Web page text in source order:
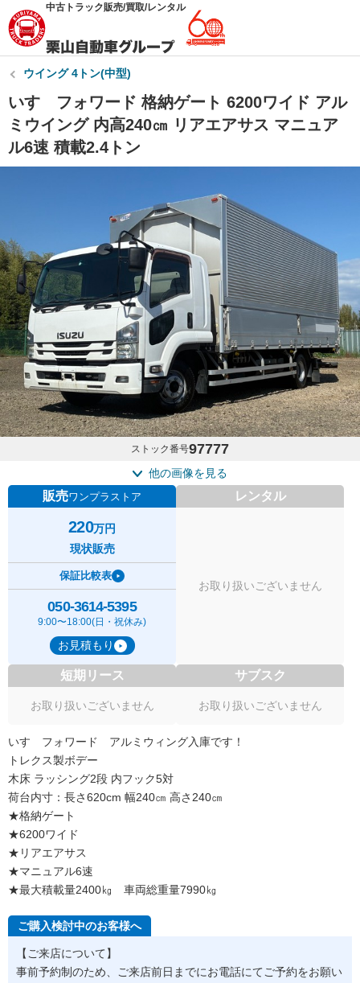
中古トラック販売/買取/レンタル
ウイング 4トン(中型)
いすゞフォワード 格納ゲート 6200ワイド アル
ミウイング 内高240㎝ リアエアサス マニュア
ル6速 積載2.4トン
ストック番号97777
他の画像を見る
販売ワンプラストア
220万円
現状販売
保証比較表
050-3614-5395
9:00〜18:00(日・祝休み)
お見積もり
レンタル
お取り扱いございません
短期リース
お取り扱いございません
サブスク
お取り扱いございません
いすゞフォワード アルミウィング入庫です！
トレクス製ボデー
木床 ラッシング2段 内フック5対
荷台内寸：長さ620cm 幅240㎝ 高さ240㎝
★格納ゲート
★6200ワイド
★リアエアサス
★マニュアル6速
★最大積載量2400㎏ 車両総重量7990㎏
ご購入検討中のお客様へ
【ご来店について】
事前予約制のため、ご来店前日までにお電話にてご予約をお願い